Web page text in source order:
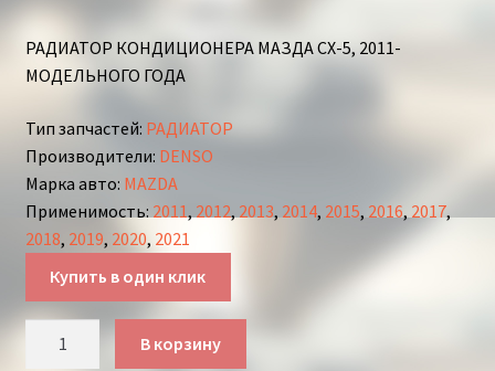
РАДИАТОР КОНДИЦИОНЕРА МАЗДА СХ-5, 2011-
МОДЕЛЬНОГО ГОДА
Тип запчастей: РАДИАТОР
Производители: DENSO
Марка авто: MAZDA
Применимость: 2011, 2012, 2013, 2014, 2015, 2016, 2017,
2018, 2019, 2020, 2021
Купить в один клик
В корзину